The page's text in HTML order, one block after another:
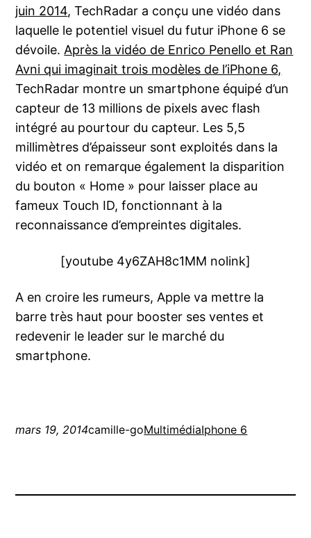
juin 2014, TechRadar a conçu une vidéo dans
laquelle le potentiel visuel du futur iPhone 6 se
dévoile.Après la vidéo de Enrico Penello et Ran
Avni qui imaginait trois modèles de l’iPhone 6,
TechRadar montre un smartphone équipé d’un
capteur de 13 millions de pixels avec flash
intégré au pourtour du capteur. Les 5,5
millimètres d’épaisseur sont exploités dans la
vidéo et on remarque également la disparition
du bouton « Home » pour laisser place au
fameux Touch ID, fonctionnant à la
reconnaissance d’empreintes digitales.
[youtube 4y6ZAH8c1MM nolink]
A en croire les rumeurs, Apple va mettre la
barre très haut pour booster ses ventes et
redevenir le leader sur le marché du
smartphone.
mars 19, 2014camille-goMultimédiaIphone 6